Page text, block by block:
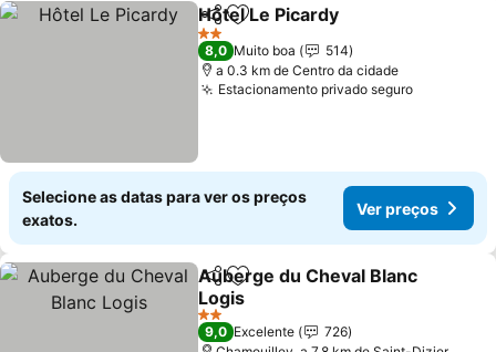
PartilharAdicionar aos favoritos
Hôtel Le Picardy
2 Estrelas
8,0 Muito boa
514
a 0.3 km de Centro da cidade
Estacionamento privado seguro
Selecione as datas para ver os preços
exatos.
Ver preços
PartilharAdicionar aos favoritos
Auberge du Cheval Blanc
Logis
2 Estrelas
9,0 Excelente
726